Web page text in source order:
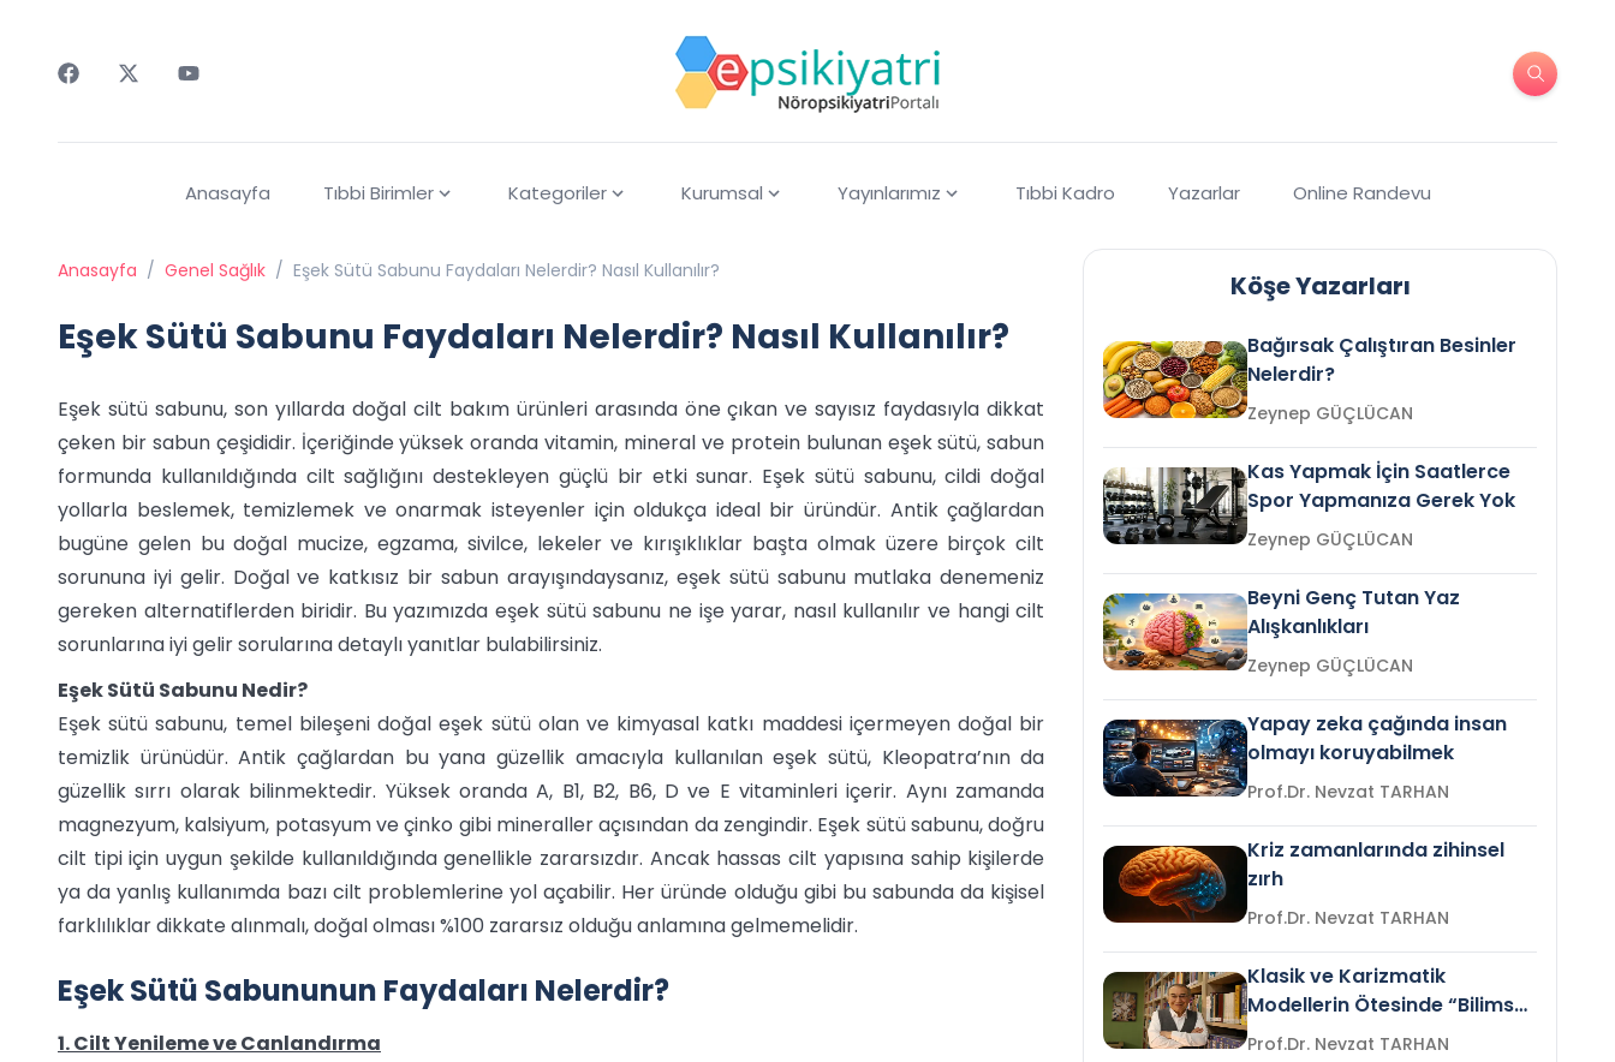
Anasayfa Tıbbi Birimler Kategoriler Kurumsal Yayınlarımız Tıbbi Kadro Yazarlar Online Randevu
Anasayfa / Genel Sağlık / Eşek Sütü Sabunu Faydaları Nelerdir? Nasıl Kullanılır?
Eşek Sütü Sabunu Faydaları Nelerdir? Nasıl Kullanılır?
Eşek sütü sabunu, son yıllarda doğal cilt bakım ürünleri arasında öne çıkan ve sayısız faydasıyla dikkat
çeken bir sabun çeşididir. İçeriğinde yüksek oranda vitamin, mineral ve protein bulunan eşek sütü, sabun
formunda kullanıldığında cilt sağlığını destekleyen güçlü bir etki sunar. Eşek sütü sabunu, cildi doğal
yollarla beslemek, temizlemek ve onarmak isteyenler için oldukça ideal bir üründür. Antik çağlardan
bugüne gelen bu doğal mucize, egzama, sivilce, lekeler ve kırışıklıklar başta olmak üzere birçok cilt
sorununa iyi gelir. Doğal ve katkısız bir sabun arayışındaysanız, eşek sütü sabunu mutlaka denemeniz
gereken alternatiflerden biridir. Bu yazımızda eşek sütü sabunu ne işe yarar, nasıl kullanılır ve hangi cilt
sorunlarına iyi gelir sorularına detaylı yanıtlar bulabilirsiniz.
Eşek Sütü Sabunu Nedir?
Eşek sütü sabunu, temel bileşeni doğal eşek sütü olan ve kimyasal katkı maddesi içermeyen doğal bir
temizlik ürünüdür. Antik çağlardan bu yana güzellik amacıyla kullanılan eşek sütü, Kleopatra’nın da
güzellik sırrı olarak bilinmektedir. Yüksek oranda A, B1, B2, B6, D ve E vitaminleri içerir. Aynı zamanda
magnezyum, kalsiyum, potasyum ve çinko gibi mineraller açısından da zengindir. Eşek sütü sabunu, doğru
cilt tipi için uygun şekilde kullanıldığında genellikle zararsızdır. Ancak hassas cilt yapısına sahip kişilerde
ya da yanlış kullanımda bazı cilt problemlerine yol açabilir. Her üründe olduğu gibi bu sabunda da kişisel
farklılıklar dikkate alınmalı, doğal olması %100 zararsız olduğu anlamına gelmemelidir.
Eşek Sütü Sabununun Faydaları Nelerdir?
1. Cilt Yenileme ve Canlandırma
Köşe Yazarları
Bağırsak Çalıştıran Besinler
Nelerdir?
Zeynep GÜÇLÜCAN
Kas Yapmak İçin Saatlerce
Spor Yapmanıza Gerek Yok
Zeynep GÜÇLÜCAN
Beyni Genç Tutan Yaz
Alışkanlıkları
Zeynep GÜÇLÜCAN
Yapay zeka çağında insan
olmayı koruyabilmek
Prof.Dr. Nevzat TARHAN
Kriz zamanlarında zihinsel
zırh
Prof.Dr. Nevzat TARHAN
Klasik ve Karizmatik
Modellerin Ötesinde “Bilimsel
Liderlik”
Prof.Dr. Nevzat TARHAN